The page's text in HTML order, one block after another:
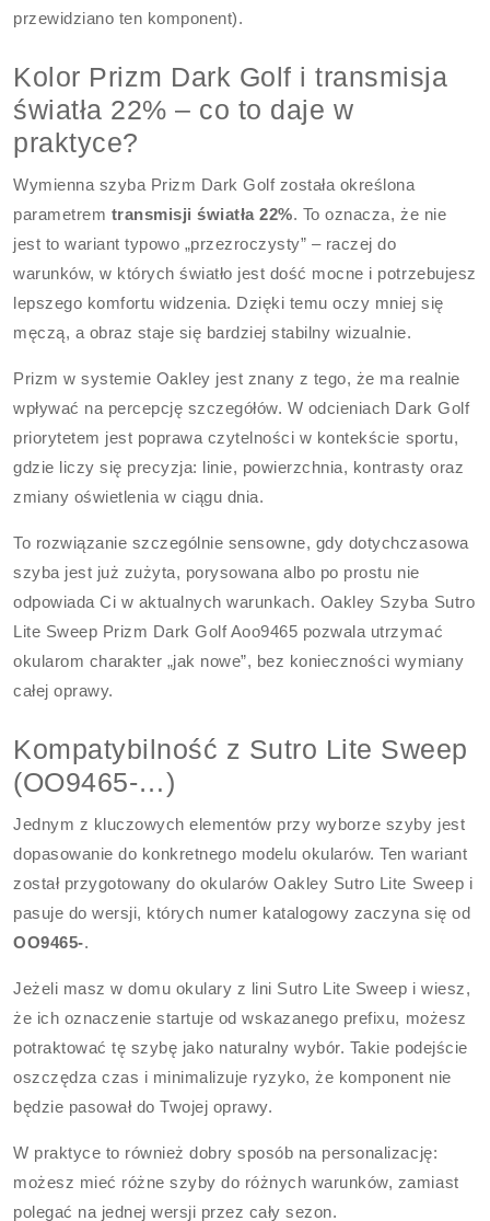
przewidziano ten komponent).
Kolor Prizm Dark Golf i transmisja
światła 22% – co to daje w
praktyce?
Wymienna szyba Prizm Dark Golf została określona
parametrem transmisji światła 22%. To oznacza, że nie
jest to wariant typowo „przezroczysty” – raczej do
warunków, w których światło jest dość mocne i potrzebujesz
lepszego komfortu widzenia. Dzięki temu oczy mniej się
męczą, a obraz staje się bardziej stabilny wizualnie.
Prizm w systemie Oakley jest znany z tego, że ma realnie
wpływać na percepcję szczegółów. W odcieniach Dark Golf
priorytetem jest poprawa czytelności w kontekście sportu,
gdzie liczy się precyzja: linie, powierzchnia, kontrasty oraz
zmiany oświetlenia w ciągu dnia.
To rozwiązanie szczególnie sensowne, gdy dotychczasowa
szyba jest już zużyta, porysowana albo po prostu nie
odpowiada Ci w aktualnych warunkach. Oakley Szyba Sutro
Lite Sweep Prizm Dark Golf Aoo9465 pozwala utrzymać
okularom charakter „jak nowe”, bez konieczności wymiany
całej oprawy.
Kompatybilność z Sutro Lite Sweep
(OO9465-…)
Jednym z kluczowych elementów przy wyborze szyby jest
dopasowanie do konkretnego modelu okularów. Ten wariant
został przygotowany do okularów Oakley Sutro Lite Sweep i
pasuje do wersji, których numer katalogowy zaczyna się od
OO9465-.
Jeżeli masz w domu okulary z lini Sutro Lite Sweep i wiesz,
że ich oznaczenie startuje od wskazanego prefixu, możesz
potraktować tę szybę jako naturalny wybór. Takie podejście
oszczędza czas i minimalizuje ryzyko, że komponent nie
będzie pasował do Twojej oprawy.
W praktyce to również dobry sposób na personalizację:
możesz mieć różne szyby do różnych warunków, zamiast
polegać na jednej wersji przez cały sezon.